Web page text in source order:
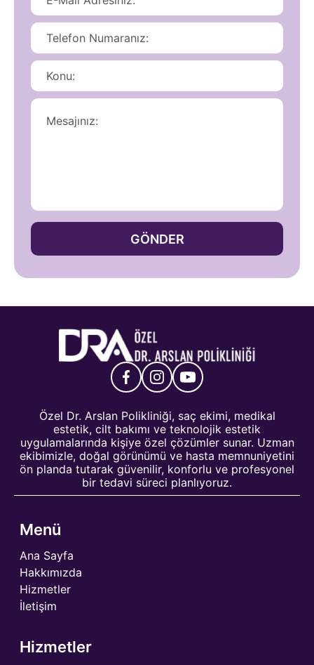
GÖNDER
Özel Dr. Arslan Polikliniği, saç ekimi, medikal
estetik, cilt bakımı ve teknolojik estetik
uygulamalarında kişiye özel çözümler sunar. Uzman
ekibimizle, doğal görünümü ve hasta memnuniyetini
ön planda tutarak güvenilir, konforlu ve profesyonel
bir tedavi süreci planlıyoruz.
Menü
Ana Sayfa
Hakkımızda
Hizmetler
İletişim
Hizmetler